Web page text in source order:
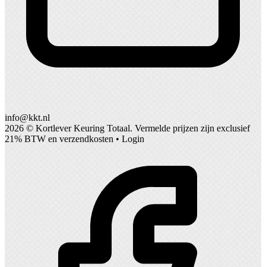
info@kkt.nl
2026 © Kortlever Keuring Totaal. Vermelde prijzen zijn exclusief
21% BTW en verzendkosten • Login